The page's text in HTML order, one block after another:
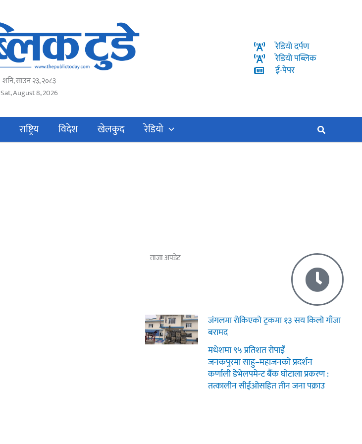
शनि, साउन २३, २०८३
Sat, August 8, 2026
रेडियो दर्पण
रेडियो पब्लिक
ई-पेपर
राष्ट्रिय विदेश खेलकुद रेडियो Search
ताजा अपडेट
जंगलमा रोकिएको ट्रकमा १३ सय किलो गाँजा
बरामद
मधेशमा ९५ प्रतिशत रोपाइँ
जनकपुरमा साहु–महाजनको प्रदर्शन
कर्णाली डेभेलपमेन्ट बैंक घोटाला प्रकरण :
तत्कालीन सीईओसहित तीन जना पक्राउ